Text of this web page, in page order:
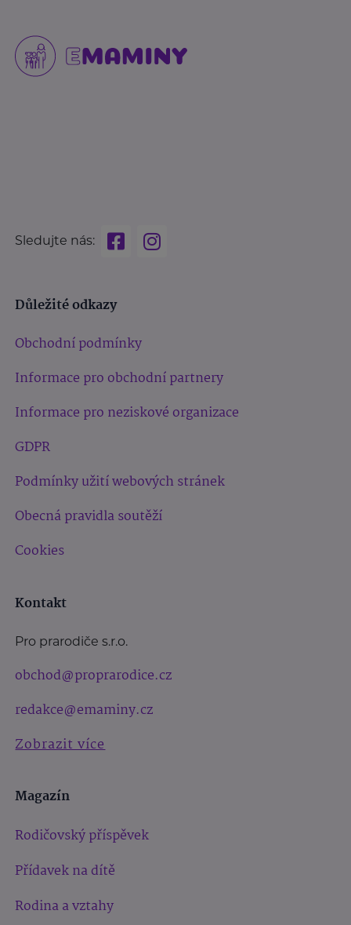
Sledujte nás:
Důležité odkazy
Obchodní podmínky
Informace pro obchodní partnery
Informace pro neziskové organizace
GDPR
Podmínky užití webových stránek
Obecná pravidla soutěží
Cookies
Kontakt
Pro prarodiče s.r.o.
obchod@proprarodice.cz
redakce@emaminy.cz
Zobrazit více
Magazín
Rodičovský příspěvek
Přídavek na dítě
Rodina a vztahy